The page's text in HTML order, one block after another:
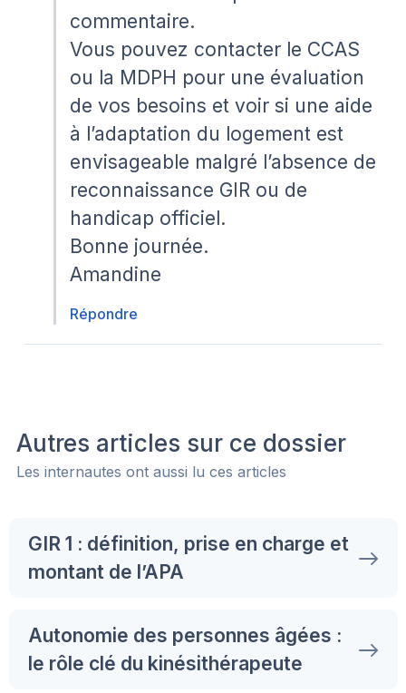
commentaire.
Vous pouvez contacter le CCAS
ou la MDPH pour une évaluation
de vos besoins et voir si une aide
à l’adaptation du logement est
envisageable malgré l’absence de
reconnaissance GIR ou de
handicap officiel.
Bonne journée.
Amandine
Répondre
Autres articles sur ce dossier
Les internautes ont aussi lu ces articles
GIR 1 : définition, prise en charge et
montant de l’APA
Autonomie des personnes âgées :
le rôle clé du kinésithérapeute